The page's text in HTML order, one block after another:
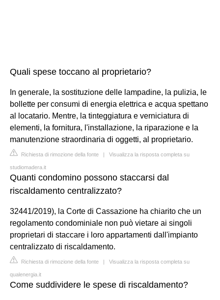
Quali spese toccano al proprietario?
In generale, la sostituzione delle lampadine, la pulizia, le
bollette per consumi di energia elettrica e acqua spettano
al locatario. Mentre, la tinteggiatura e verniciatura di
elementi, la fornitura, l'installazione, la riparazione e la
manutenzione straordinaria di oggetti, al proprietario.
Richiesta di rimozione della fonte | Visualizza la risposta completa su
studiomadera.it
Quanti condomino possono staccarsi dal
riscaldamento centralizzato?
32441/2019), la Corte di Cassazione ha chiarito che un
regolamento condominiale non può vietare ai singoli
proprietari di staccare i loro appartamenti dall'impianto
centralizzato di riscaldamento.
Richiesta di rimozione della fonte | Visualizza la risposta completa su
qualenergia.it
Come suddividere le spese di riscaldamento?